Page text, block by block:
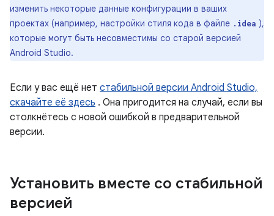
изменить некоторые данные конфигурации в ваших
проектах (например, настройки стиля кода в файле .idea ),
которые могут быть несовместимы со старой версией
Android Studio.
Если у вас ещё нет стабильной версии Android Studio,
скачайте её здесь . Она пригодится на случай, если вы
столкнётесь с новой ошибкой в ​​предварительной
версии.
Установить вместе со стабильной
версией